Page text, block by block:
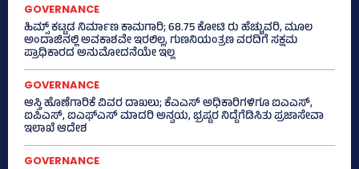
GOVERNANCE
ಹಿಮ್ಸ್‌ ಕಟ್ಟಡ ನಿರ್ಮಾಣ ಕಾಮಗಾರಿ; 68.75 ಕೋಟಿ ರು ಹೆಚ್ಚುವರಿ, ಮೂಲ
ಅಂದಾಜಿನಲ್ಲಿ ಅವಕಾಶವೇ ಇರಲಿಲ್ಲ, ಗುಣನಿಯಂತ್ರಣ ವರದಿಗೆ ಸಕ್ಷಮ
ಪ್ರಾಧಿಕಾರದ ಅನುಮೋದನೆಯೇ ಇಲ್ಲ
GOVERNANCE
ಆಸ್ತಿ ಹೊಣೆಗಾರಿಕೆ ವಿವರ ದಾಖಲು; ಕೆಎಎಸ್ ಅಧಿಕಾರಿಗಳಿಗೂ ಐಎಎಸ್‌,
ಐಪಿಎಸ್‌, ಐಎಫ್‌ಎಸ್‌ ಮಾದರಿ ಅನ್ವಯ, ಭ್ರಷ್ಟರ ನಿದ್ದೆಗೆಡಿಸಿತು ಪ್ರಜಾಸೇವಾ
ಇಲಾಖೆ ಆದೇಶ
GOVERNANCE